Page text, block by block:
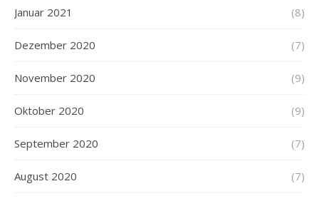
Januar 2021 (8)
Dezember 2020 (7)
November 2020 (9)
Oktober 2020 (9)
September 2020 (7)
August 2020 (7)